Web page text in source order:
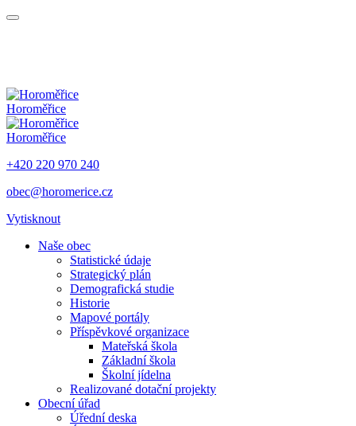
Horoměřice
Horoměřice
+420 220 970 240
obec@horomerice.cz
Vytisknout
Naše obec
Statistické údaje
Strategický plán
Demografická studie
Historie
Mapové portály
Příspěvkové organizace
Mateřská škola
Základní škola
Školní jídelna
Realizované dotační projekty
Obecní úřad
Úřední deska